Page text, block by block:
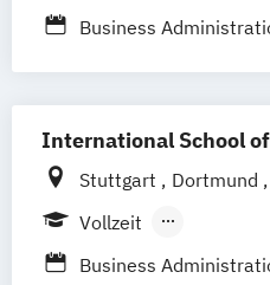
Duales Studium
Business
International School
Stuttgart Dortmund
Köln
Frankfurt am
Vollzeit
Berufsbegleitendes
Business